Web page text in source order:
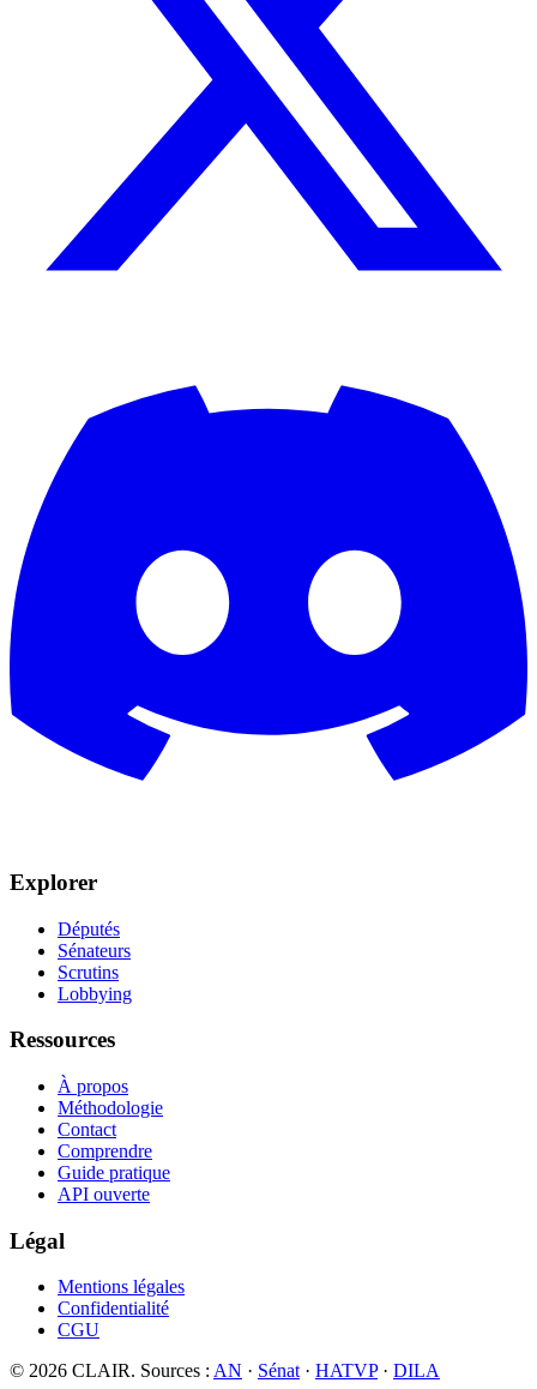
Explorer
Députés
Sénateurs
Scrutins
Lobbying
Ressources
À propos
Méthodologie
Contact
Comprendre
Guide pratique
API ouverte
Légal
Mentions légales
Confidentialité
CGU
© 2026 CLAIR. Sources : AN · Sénat· HATVP· DILA